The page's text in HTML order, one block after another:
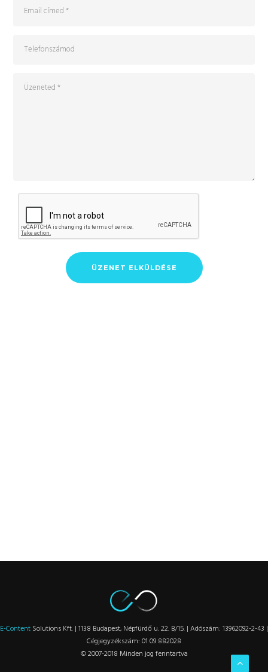
E-Content Solutions Kft. | 1138 Budapest, Népfürdő u. 22. B/15. | Adószám: 13962092-2-43 |
Cégjegyzékszám: 01 09 882028
© 2007-2018 Minden jog fenntartva